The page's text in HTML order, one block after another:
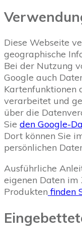
Diese Webseite
geographische
Bei der Nutzung
Google auch
Kartenfunktionen
verarbeitet und
über die
Sie den Google-
Dort können Sie
persönlichen
Ausführliche
eigenen Daten
Produkten finden